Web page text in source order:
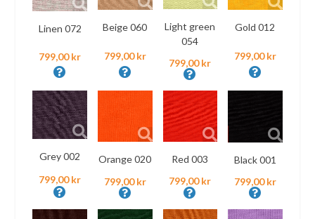
Linen 072
799,00 kr
Beige 060
799,00 kr
Light green
054
799,00 kr
Gold 012
799,00 kr
Grey 002
799,00 kr
Orange 020
799,00 kr
Red 003
799,00 kr
Black 001
799,00 kr